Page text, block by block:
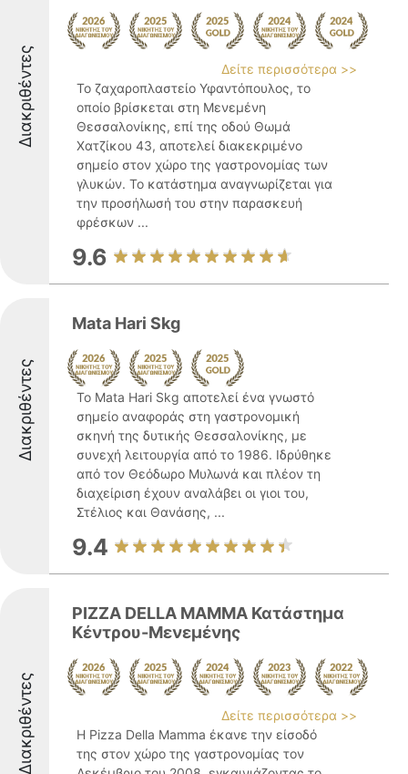
Διακριθέντες
Δείτε περισσότερα >>
Το ζαχαροπλαστείο Υφαντόπουλος, το
οποίο βρίσκεται στη Μενεμένη
Θεσσαλονίκης, επί της οδού Θωμά
Χατζίκου 43, αποτελεί διακεκριμένο
σημείο στον χώρο της γαστρονομίας των
γλυκών. Το κατάστημα αναγνωρίζεται για
την προσήλωσή του στην παρασκευή
φρέσκων ...
9.6
Διακριθέντες
Mata Hari Skg
Το Mata Hari Skg αποτελεί ένα γνωστό
σημείο αναφοράς στη γαστρονομική
σκηνή της δυτικής Θεσσαλονίκης, με
συνεχή λειτουργία από το 1986. Ιδρύθηκε
από τον Θεόδωρο Μυλωνά και πλέον τη
διαχείριση έχουν αναλάβει οι γιοι του,
Στέλιος και Θανάσης, ...
9.4
Διακριθέντες
PIZZA DELLA MAMMA Κατάστημα
Κέντρου-Μενεμένης
Δείτε περισσότερα >>
Η Pizza Della Mamma έκανε την είσοδό
της στον χώρο της γαστρονομίας τον